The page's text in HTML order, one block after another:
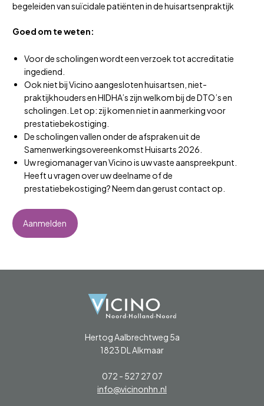
begeleiden van suïcidale patiënten in de huisartsenpraktijk
Goed om te weten:
Voor de scholingen wordt een verzoek tot accreditatie
ingediend.
Ook niet bij Vicino aangesloten huisartsen, niet-
praktijkhouders en HIDHA’s zijn welkom bij de DTO’s en
scholingen. Let op: zij komen niet in aanmerking voor
prestatiebekostiging.
De scholingen vallen onder de afspraken uit de
Samenwerkingsovereenkomst Huisarts 2026.
Uw regiomanager van Vicino is uw vaste aanspreekpunt.
Heeft u vragen over uw deelname of de
prestatiebekostiging? Neem dan gerust contact op.
Aanmelden
Hertog Aalbrechtweg 5a
1823 DL Alkmaar
072 - 527 27 07
info@vicinonhn.nl